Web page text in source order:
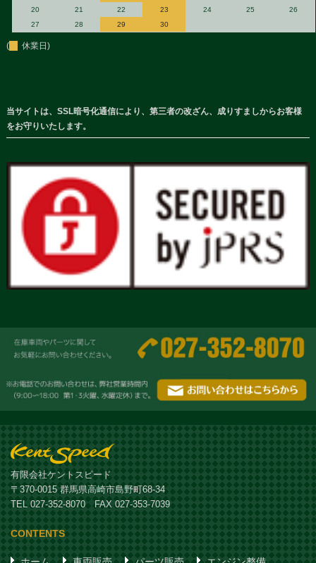
20
21 22 23 24 25
26
27
28 29 30
( 休業日)
当サイトは、SSL暗号化通信により、第三者の改ざん、成りすましからお客様
をお守りいたします。
有限会社ケントスピード
〒370-0015 群馬県高崎市島野町68-34
TEL 027-352-8070 FAX 027-353-7039
CONTENTS